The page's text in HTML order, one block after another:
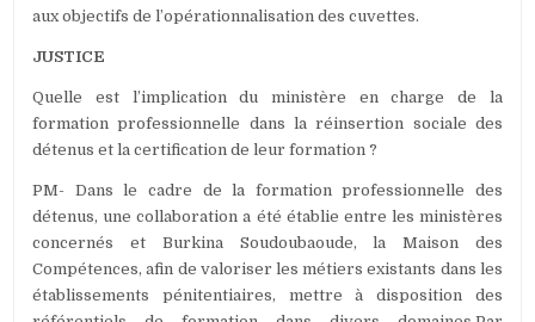
aux objectifs de l’opérationnalisation des cuvettes.
JUSTICE
Quelle est l’implication du ministère en charge de la
formation professionnelle dans la réinsertion sociale des
détenus et la certification de leur formation ?
PM- Dans le cadre de la formation professionnelle des
détenus, une collaboration a été établie entre les ministères
concernés et Burkina Soudoubaoude, la Maison des
Compétences, afin de valoriser les métiers existants dans les
établissements pénitentiaires, mettre à disposition des